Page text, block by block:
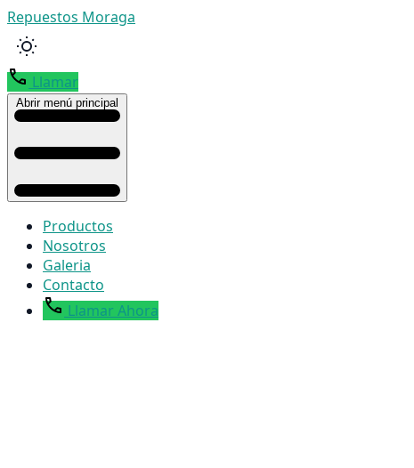
Repuestos Moraga
Llamar
Abrir menú principal
Productos
Nosotros
Galeria
Contacto
Llamar Ahora